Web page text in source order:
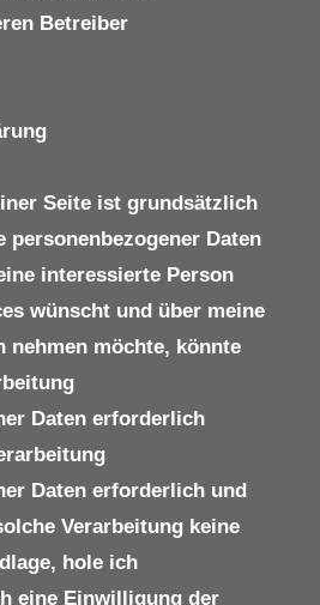
Betreiber
Seite ist grundsätzlich
personenbezogener Daten
interessierte Person
wünscht und über meine
nehmen möchte, könnte
Daten erforderlich
Daten erforderlich und
Verarbeitung keine
hole ich
eine Einwilligung der